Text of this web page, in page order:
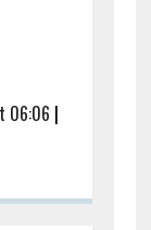
06:06 |